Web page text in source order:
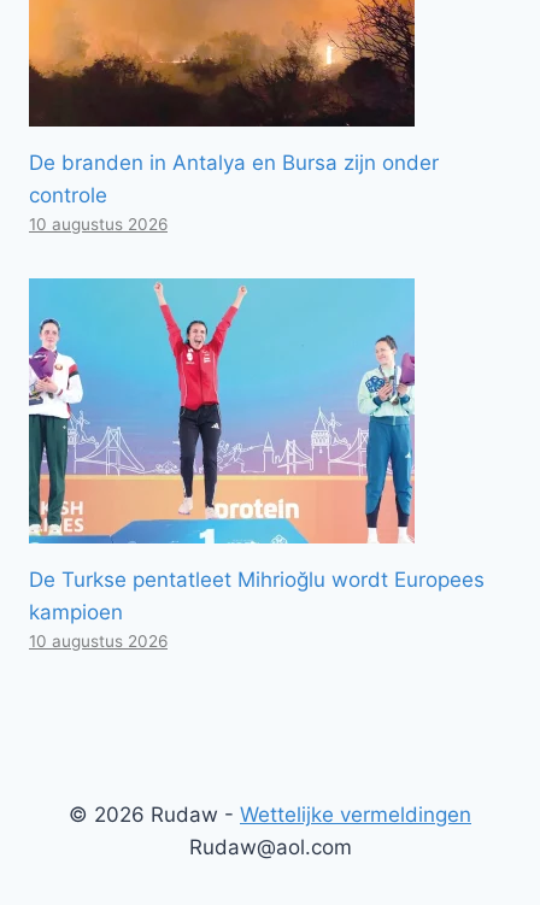
De branden in Antalya en Bursa zijn onder
controle
10 augustus 2026
De Turkse pentatleet Mihrioğlu wordt Europees
kampioen
10 augustus 2026
© 2026 Rudaw - Wettelijke vermeldingen
Rudaw@aol.com